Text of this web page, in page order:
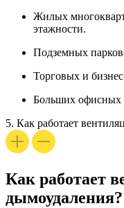
Жилых
этажности.
Подземных
Торговых и
Больших офисных
5. Как работает
Как работает
дымоудаления?